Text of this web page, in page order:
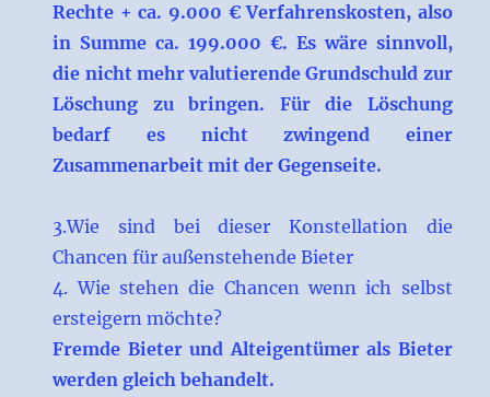
Rechte + ca. 9.000 € Verfahrenskosten, also
in Summe ca. 199.000 €. Es wäre sinnvoll,
die nicht mehr valutierende Grundschuld zur
Löschung zu bringen. Für die Löschung
bedarf es nicht zwingend einer
Zusammenarbeit mit der Gegenseite.
3.Wie sind bei dieser Konstellation die
Chancen für außenstehende Bieter
4. Wie stehen die Chancen wenn ich selbst
ersteigern möchte?
Fremde Bieter und Alteigentümer als Bieter
werden gleich behandelt.